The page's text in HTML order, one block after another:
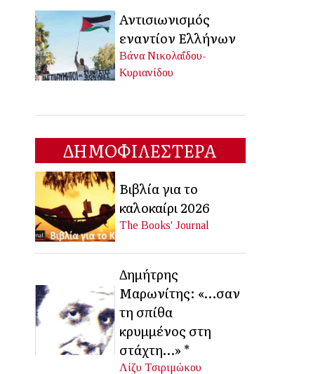
Αντισιωνισμός
εναντίον Ελλήνων
Βάνα Νικολαΐδου-
Κυριανίδου
ΔΗΜΟΦΙΛΕΣΤΕΡΑ
Βιβλία για το
καλοκαίρι 2026
The Books' Journal
Δημήτρης
Μαρωνίτης: «…σαν
τη σπίθα
κρυμμένος στη
στάχτη…» *
Λίζυ Τσιριμώκου